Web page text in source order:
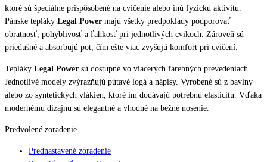
ktoré sú špeciálne prispôsobené na cvičenie alebo inú fyzickú aktivitu.
Pánske tepláky Legal Power majú všetky predpoklady podporovať
obratnosť, pohyblivosť a ľahkosť pri jednotlivých cvikoch. Zároveň sú
priedušné a absorbujú pot, čím ešte viac zvyšujú komfort pri cvičení.
Tepláky Legal Power sú dostupné vo viacerých farebných prevedeniach.
Jednotlivé modely zvýrazňujú pútavé logá a nápisy. Vyrobené sú z bavlny
alebo zo syntetických vlákien, ktoré im dodávajú potrebnú elasticitu. Vďaka
modernému dizajnu sú elegantné a vhodné na bežné nosenie.
Predvolené zoradenie
Prednastavené zoradenie